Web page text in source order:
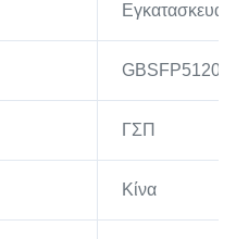
ΓΣΠ
Κίνα